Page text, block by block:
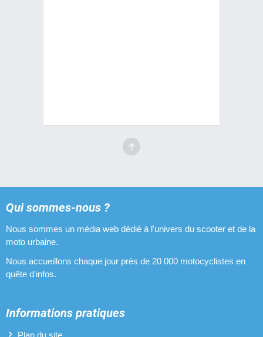
Guidons pour Peugeot 103 SP
Pipes d'admission pour Peugeot 103 SP
Pneus pour Peugeot 103 SP
Poulies pour Peugeot 103 SP
Qui sommes-nous ?
Nous sommes un média web dédié à l'univers du scooter et de la
moto urbaine.
Nous accueillons chaque jour près de 20 000 motocyclistes en
quête d'infos.
Informations pratiques
Plan du site